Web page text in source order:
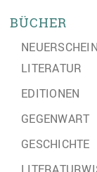
BÜCHER
LITERATUR
EDITIONEN
GEGENWART
GESCHICHTE